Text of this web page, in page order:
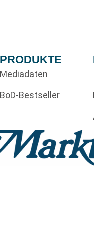
PRODUKTE
Mediadaten
BoD-Bestseller